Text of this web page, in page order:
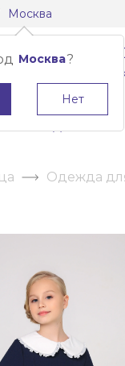
Москва
Москва?
Нет
Одежда